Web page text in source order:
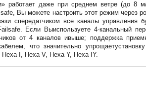
работает даже при среднем ветре (до 8
Вы можете настроить этот режим через
спередатчиком все каналы управления
Если Выиспользуете 4-канальный
от 4 каналов ивыше; поддержка
что значительно
I, Hexa V, Hexa Y, Hexa IY.